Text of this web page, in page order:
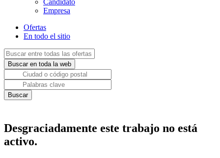
Candidato
Empresa
Ofertas
En todo el sitio
Desgraciadamente este trabajo no está
activo.